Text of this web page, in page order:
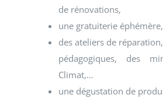
de rénovations,
une gratuiterie éphémère,
des ateliers de
pédagogiques, des
Climat,…
une dégustation de